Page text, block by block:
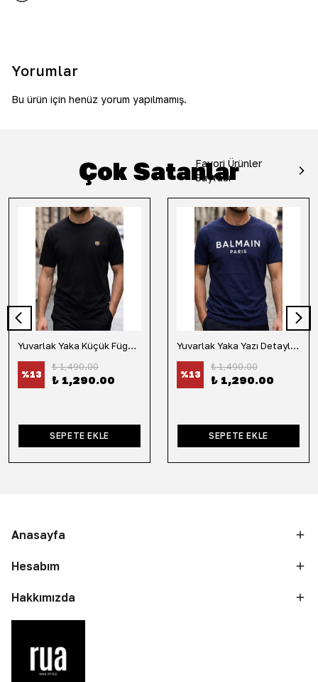
Yorumlar
Bu ürün için henüz yorum yapılmamış.
Çok Satanlar
Favori Ürünler
Sayfası
Yuvarlak Yaka Küçük Fügür Detaylı Tişört-Siyah
%13
₺ 1,490.00
₺ 1,290.00
SEPETE EKLE
Yuvarlak Yaka Yazı Detaylı Tişört-Lacivert
%13
₺ 1,490.00
₺ 1,290.00
SEPETE EKLE
Anasayfa
Hesabım
Hakkımızda